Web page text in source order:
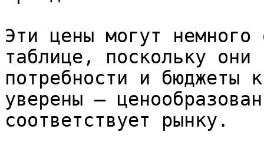
Эти цены могут немного
таблице, поскольку они
потребности и бюджеты
уверены —
соответствует рынку.